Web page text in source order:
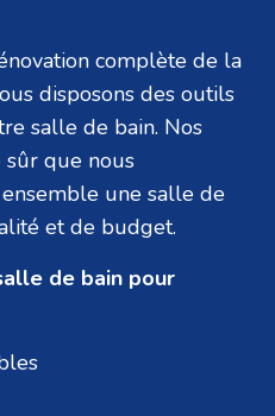
complète de la
disposons des outils
salle de bain. Nos
sûr que nous
une salle de
et de budget.
de bain pour